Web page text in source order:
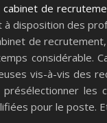
cabinet de
disposition des
de
considérable.
vis-à-vis des
les
pour le poste.